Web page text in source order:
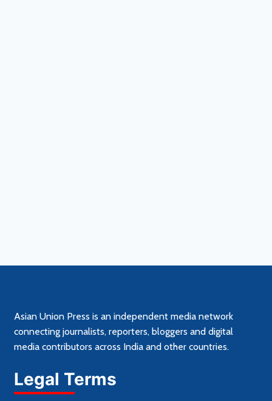
Asian Union Press is an independent media network
connecting journalists, reporters, bloggers and digital
media contributors across India and other countries.
Legal Terms